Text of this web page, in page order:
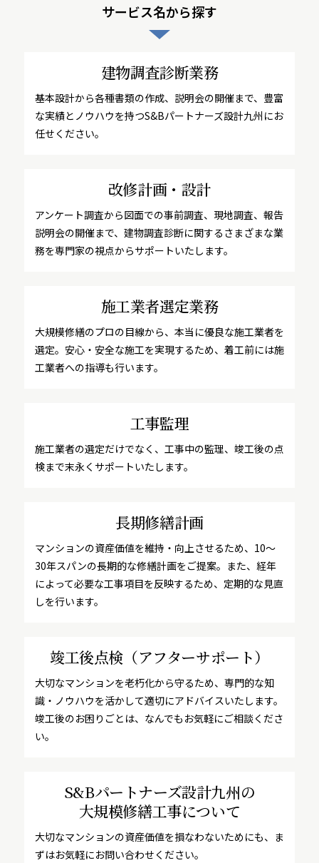
サービス名から探す
建物調査診断業務
基本設計から各種書類の作成、説明会の開催まで、豊富
な実績とノウハウを持つS&Bパートナーズ設計九州にお
任せください。
改修計画・設計
アンケート調査から図面での事前調査、現地調査、報告
説明会の開催まで、建物調査診断に関するさまざまな業
務を専門家の視点からサポートいたします。
施工業者選定業務
大規模修繕のプロの目線から、本当に優良な施工業者を
選定。安心・安全な施工を実現するため、着工前には施
工業者への指導も行います。
工事監理
施工業者の選定だけでなく、工事中の監理、竣工後の点
検まで末永くサポートいたします。
長期修繕計画
マンションの資産価値を維持・向上させるため、10～
30年スパンの長期的な修繕計画をご提案。また、経年
によって必要な工事項目を反映するため、定期的な見直
しを行います。
竣工後点検 （アフターサポート）
大切なマンションを老朽化から守るため、専門的な知
識・ノウハウを活かして適切にアドバイスいたします。
竣工後のお困りごとは、なんでもお気軽にご相談くださ
い。
S&Bパートナーズ設計九州の
大規模修繕工事について
大切なマンションの資産価値を損なわないためにも、ま
ずはお気軽にお問い合わせください。